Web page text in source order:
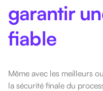
garantir
fiable
Même avec les meilleurs
la sécurité finale du